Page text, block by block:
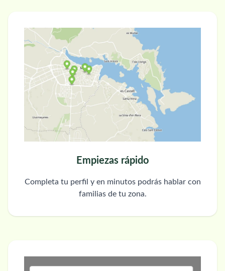
Empiezas rápido
Completa tu perfil y en minutos podrás hablar con
familias de tu zona.